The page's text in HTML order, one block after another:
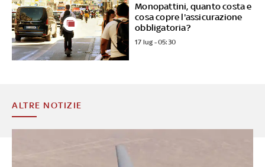
Monopattini, quanto costa e
cosa copre l'assicurazione
obbligatoria?
17 lug - 05:30
ALTRE NOTIZIE